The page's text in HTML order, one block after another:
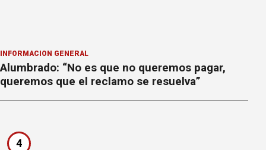
INFORMACION GENERAL
Alumbrado: “No es que no queremos pagar,
queremos que el reclamo se resuelva”
4